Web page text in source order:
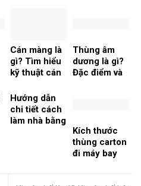
Cán màng là
gì? Tìm hiểu
kỹ thuật cán
ngành in ấn
Thùng âm
dương là gì?
Đặc điểm và
Hướng dẫn
chi tiết cách
làm nhà bằng
Kích thước
thùng carton
đi máy bay